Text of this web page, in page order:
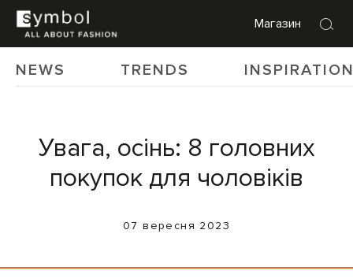
Магазин
NEWS TRENDS
Увага, осінь: 8 головних
покупок для чоловіків
07 вересня 2023